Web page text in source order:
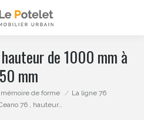
de 1000 mm à
mm
de forme
La ligne 76
76 , hauteur…